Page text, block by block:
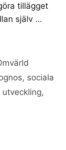
tillägget
själv …
, sociala
utveckling,